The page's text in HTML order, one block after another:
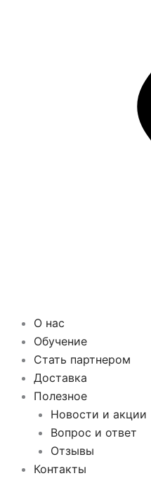
О нас
Обучение
Стать партнером
Доставка
Полезное
Новости и акции
Вопрос и ответ
Отзывы
Контакты